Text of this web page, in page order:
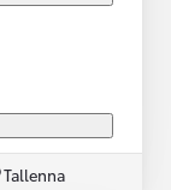
Tallenna